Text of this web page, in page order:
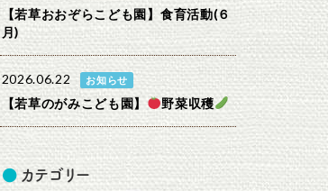
【若草おおぞらこども園】食育活動(６
月)
2026.06.22 お知らせ
【若草のがみこども園】 野菜収穫
カテゴリー